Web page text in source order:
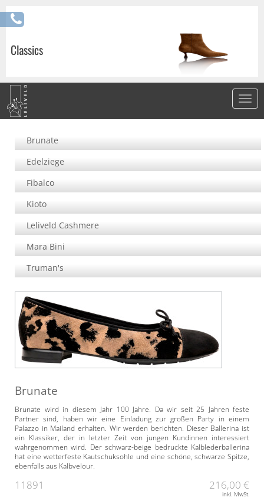
Classics
Brunate
Edelziege
Fibalco
Kioto
Leliveld Cashmere
Mara Bini
Truman's
Brunate
Brunate wird in diesem Jahr 100 Jahre. Da wir seit 25 Jahren feste
Partner sind, haben wir eine Einladung zur großen Party in einem
Palazzo in Mailand erhalten. Wir werden berichten. Dieser Ballerina ist
ein Klassiker, der in letzter Zeit von jungen Kundinnen interessiert
wahrgenommen wird. Der schwarz-beige bedruckte Kalblederballerina
hat eine wetterfeste Kautschuksohle und eine schöne, schwarze Spitze,
ebenfalls aus Kalbvelour.
11891 216,00 €
inkl. MwSt.